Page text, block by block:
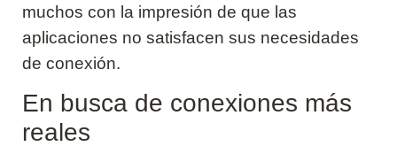
muchos con la impresión de que las
aplicaciones no satisfacen sus necesidades
de conexión.
En busca de conexiones más
reales